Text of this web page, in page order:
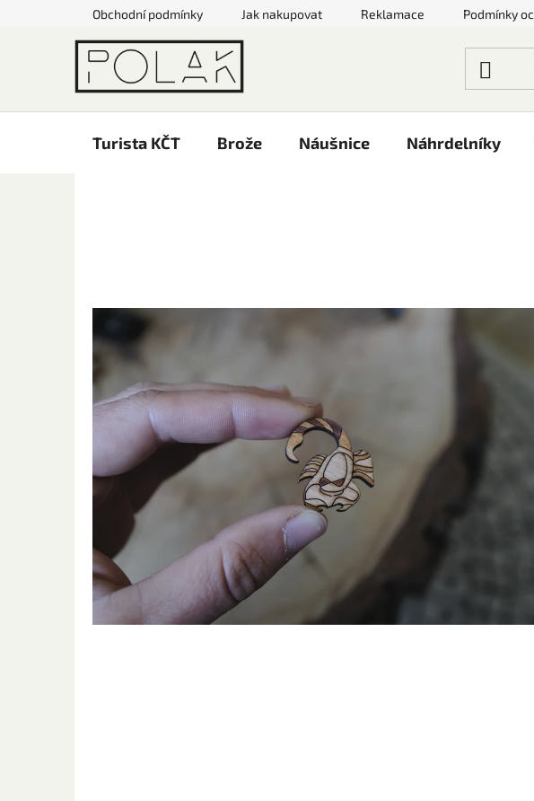
Obchodní podmínky Jak nakupovat Reklamace Podmínky
Turista KČT Brože Náušnice Náhrdelníky